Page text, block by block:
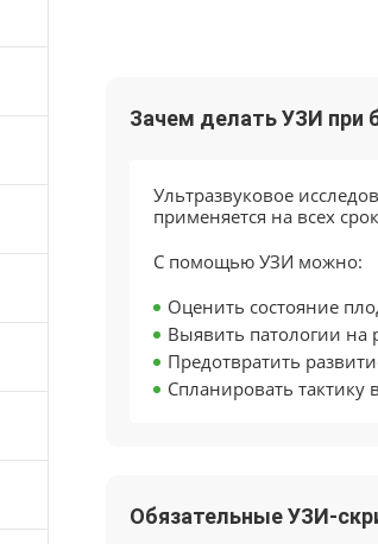
Зачем делать УЗИ при
Ультразвуковое
применяется на всех
С помощью УЗИ можно:
Оценить состояние
Выявить патологии на
Предотвратить
Спланировать
Обязательные УЗИ-